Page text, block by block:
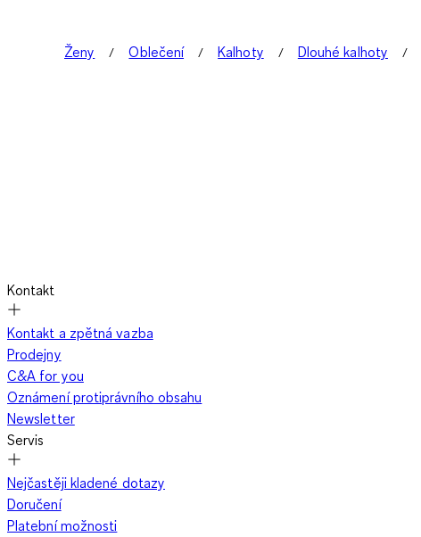
Ženy Oblečení Kalhoty Dlouhé kalhoty
Kontakt
Kontakt a zpětná vazba
Prodejny
C&A for you
Oznámení protiprávního obsahu
Newsletter
Servis
Nejčastěji kladené dotazy
Doručení
Platební možnosti